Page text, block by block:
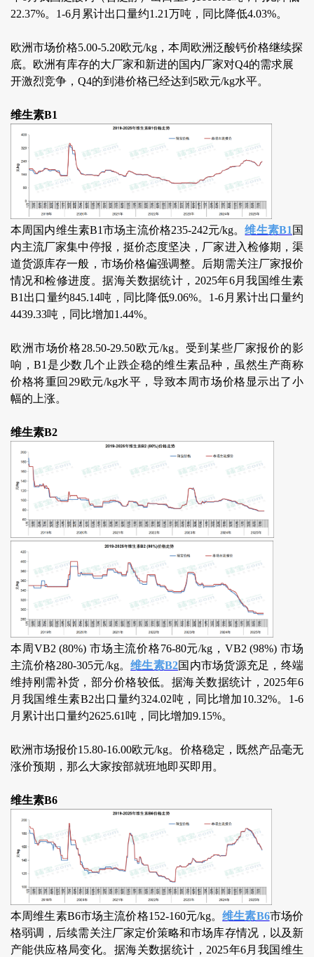
22.37%。1-6月累计出口量约1.21万吨，同比降低4.03%。
欧洲市场价格5.00-5.20欧元/kg，本周欧洲泛酸钙价格继续探
底。欧洲有库存的大厂家和新进的国内厂家对Q4的需求展
开激烈竞争，Q4的到港价格已经达到5欧元/kg水平。
维生素B1
本周国内维生素B1市场主流价格235-242元/kg。维生素B1 国
内主流厂家集中停报，挺价态度坚决，厂家进入检修期，渠
道货源库存一般，市场价格偏强调整。后期需关注厂家报价
情况和检修进度。据海关数据统计，2025年6月我国维生素
B1出口量约845.14吨，同比降低9.06%。1-6月累计出口量约
4439.33吨，同比增加1.44%。
欧洲市场价格28.50-29.50欧元/kg。受到某些厂家报价的影
响，B1是少数几个止跌企稳的维生素品种，虽然生产商称
价格将重回29欧元/kg水平，导致本周市场价格显示出了小
幅的上涨。
维生素B2
本周VB2 (80%) 市场主流价格76-80元/kg，VB2 (98%) 市场
主流价格280-305元/kg。维生素B2国内市场货源充足，终端
维持刚需补货，部分价格较低。据海关数据统计，2025年6
月我国维生素B2出口量约324.02吨，同比增加10.32%。1-6
月累计出口量约2625.61吨，同比增加9.15%。
欧洲市场报价15.80-16.00欧元/kg。价格稳定，既然产品毫无
涨价预期，那么大家按部就班地即买即用。
维生素B6
本周维生素B6市场主流价格152-160元/kg。维生素B6市场价
格弱调，后续需关注厂家定价策略和市场库存情况，以及新
产能供应格局变化。据海关数据统计，2025年6月我国维生